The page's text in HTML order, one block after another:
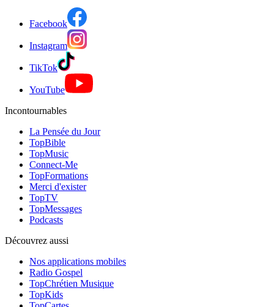
Facebook
Instagram
TikTok
YouTube
Incontournables
La Pensée du Jour
TopBible
TopMusic
Connect-Me
TopFormations
Merci d'exister
TopTV
TopMessages
Podcasts
Découvrez aussi
Nos applications mobiles
Radio Gospel
TopChrétien Musique
TopKids